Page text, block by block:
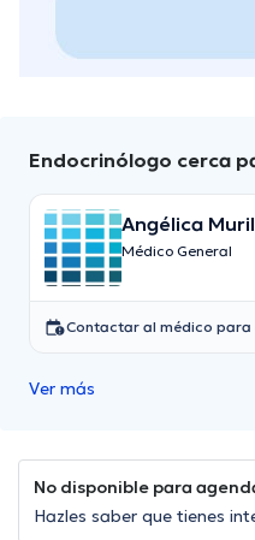
Endocrinólogo cerca
Angélica
Médico General
Contactar al médico
Ver más
No disponible para
Hazles saber que tienes